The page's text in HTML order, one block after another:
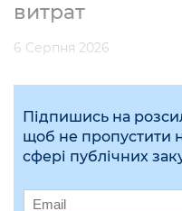
витрат
6 Серпня 2026
Підпишись на
щоб не пропустити
сфері публічних